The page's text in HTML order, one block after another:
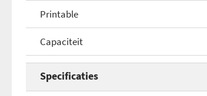
Printable
Capaciteit
Specificaties